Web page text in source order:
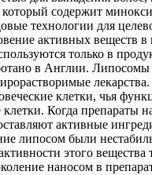
который содержит
технологии для
активных веществ в
только в
в Англии.Липосомы
лекарства
клетки,чья
клетки.Когда препараты
активные
липосом были
этого вещества
наносом в